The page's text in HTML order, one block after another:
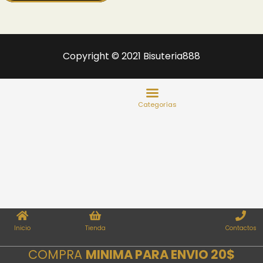
Copyright © 2021 Bisuteria888
Inicio Tienda Contactos
COMPRA MINIMA PARA ENVIO 20$